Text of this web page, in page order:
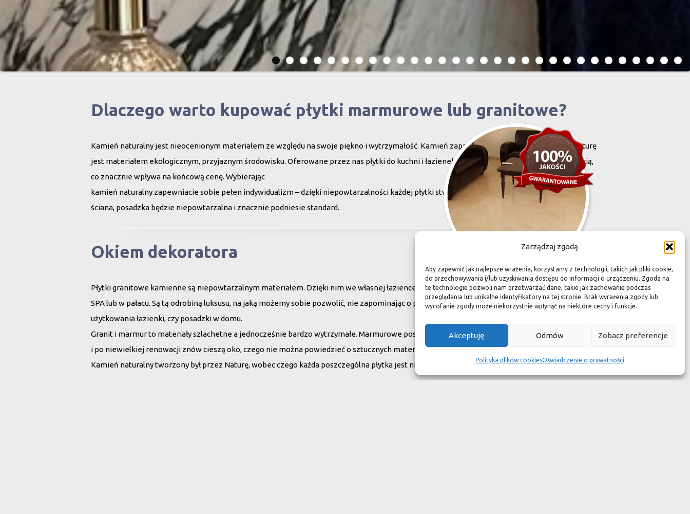
Zarządzaj zgodą
Aby zapewnić jak najlepsze wrażenia, korzystamy z technologii, takich jak pliki cookie,
do przechowywania i/lub uzyskiwania dostępu do informacji o urządzeniu. Zgoda na
te technologie pozwoli nam przetwarzać dane, takie jak zachowanie podczas
przeglądania lub unikalne identyfikatory na tej stronie. Brak wyrażenia zgody lub
wycofanie zgody może niekorzystnie wpłynąć na niektóre cechy i funkcje.
Akceptuję Odmów Zobacz preferencje
Polityka plików cookiesOświadczenie o prywatności
Dlaczego warto kupować płytki marmurowe lub granitowe?
Kamień naturalny jest nieocenionym materiałem ze względu na swoje piękno i wytrzymałość. Kamień zaprojektowany i stworzony przez naturę
jest materiałem ekologicznym, przyjaznym środowisku. Oferowane przez nas płytki do kuchni i łazienek charakteryzują się niewielką grubością,
co znacznie wpływa na końcową cenę. Wybierając
kamień naturalny zapewniacie sobie pełen indywidualizm – dzięki niepowtarzalności każdej płytki stworzona przez Was przestrzeń,
ściana, posadzka będzie niepowtarzalna i znacznie podniesie standard.
Okiem dekoratora
Płytki granitowe kamienne są niepowtarzalnym materiałem. Dzięki nim we własnej łazience możemy poczuć się jak w luksusowym
SPA lub w pałacu. Są tą odrobiną luksusu, na jaką możemy sobie pozwolić, nie zapominając o praktycznym aspekcie
użytkowania łazienki, czy posadzki w domu.
Granit i marmur to materiały szlachetne a jednocześnie bardzo wytrzymałe. Marmurowe posadzki w zamkach przetrwały wieki
i po niewielkiej renowacji znów cieszą oko, czego nie można powiedzieć o sztucznych materiałach, ich żywotność jest dużo krótsza.
Kamień naturalny tworzony był przez Naturę, wobec czego każda poszczególna płytka jest niepowtarzalnym dziełem sztuki."